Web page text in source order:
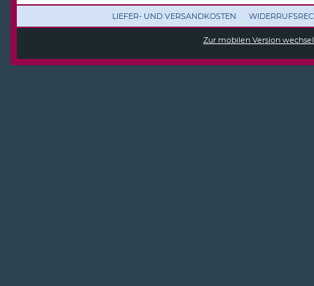
LIEFER- UND VERSANDKOSTEN
Zur mobilen Version